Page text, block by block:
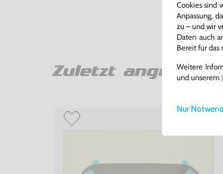
Zuletzt angesehen
Cookies sind
Anpassung,
zu – und wir
Daten auch
Bereit für das
Weitere
und unserem
Nur